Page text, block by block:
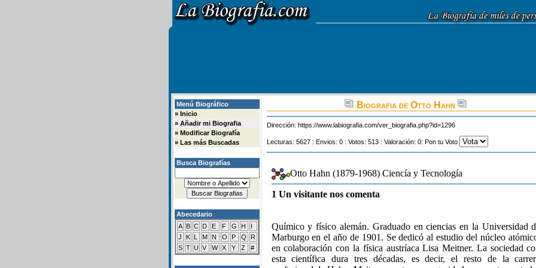
Menú Biográfico
» Inicio
» Añadir mi Biografia
» Modificar Biografía
» Las más Buscadas
Busca Biografías
Abecedario
A B C D E F G H
I
J
K L M N O P Q
R
S T U V W X Y Z #
Biografia de Otto Hahn
Dirección: https://www.labiografia.com/ver_biografia.php?id=1296
Lecturas: 5627 : Envios: 0 : Votos: 513 : Valoración: 0: Pon tu Voto
Otto Hahn (1879-1968) Ciencía y Tecnología
1 Un visitante nos comenta
Químico y físico alemán. Graduado en ciencias en la Universidad
Marburgo en el año de 1901. Se dedicó al estudio del núcleo
en colaboración con la física austríaca Lisa Meitner. La sociedad
esta científica dura tres décadas, es decir, el resto de la